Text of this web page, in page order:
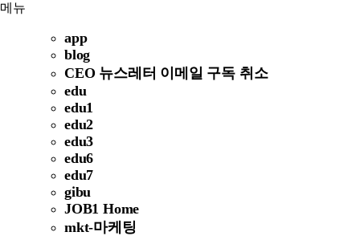
메뉴
app
blog
CEO 뉴스레터 이메일 구독 취소
edu
edu1
edu2
edu3
edu6
edu7
gibu
JOB1 Home
mkt-마케팅